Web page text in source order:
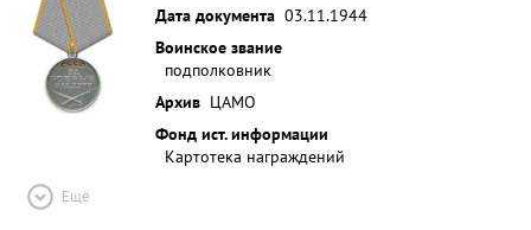
Дата документа 03.11.1944
Воинское звание
подполковник
Архив ЦАМО
Фонд ист. информации
Картотека награждений
Ещё